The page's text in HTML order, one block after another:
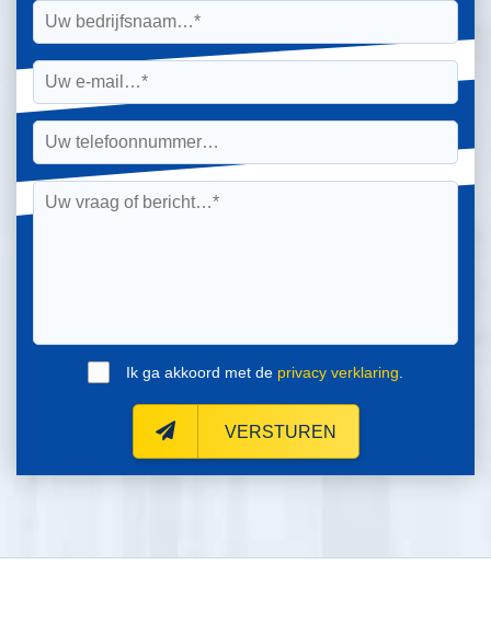
Ik ga akkoord met de privacy verklaring
VERSTUREN